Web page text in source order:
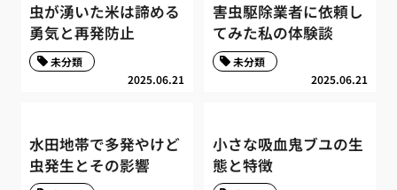
虫が湧いた米は諦める
勇気と再発防止
2025.06.21
未分類
害虫駆除業者に依頼し
てみた私の体験談
2025.06.21
未分類
水田地帯で多発やけど
虫発生とその影響
小さな吸血鬼ブユの生
態と特徴